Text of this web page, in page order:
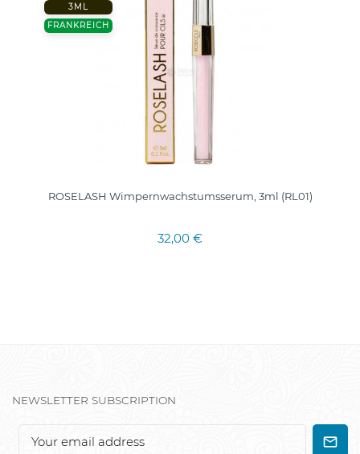
3ML
FRANKREICH
ROSELASH Wimpernwachstumsserum, 3ml (RL01)
32,00 €
NEWSLETTER SUBSCRIPTION